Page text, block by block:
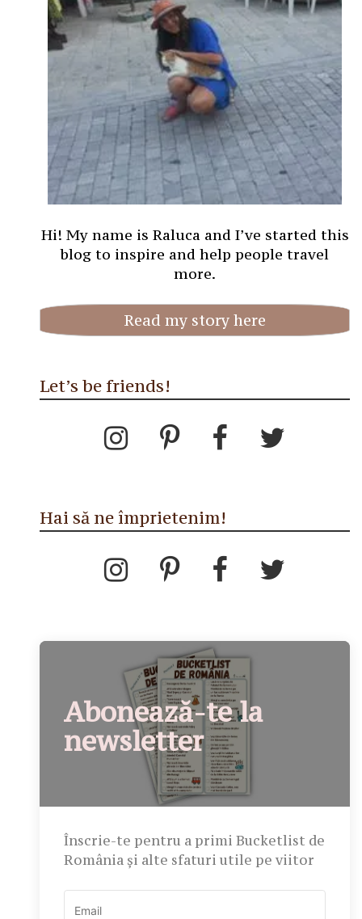
Hi! My name is Raluca and I’ve started this
blog to inspire and help people travel
more.
Read my story here
Let’s be friends!
Hai să ne împrietenim!
Abonează-te la
newsletter
Înscrie-te pentru a primi Bucketlist de
România și alte sfaturi utile pe viitor